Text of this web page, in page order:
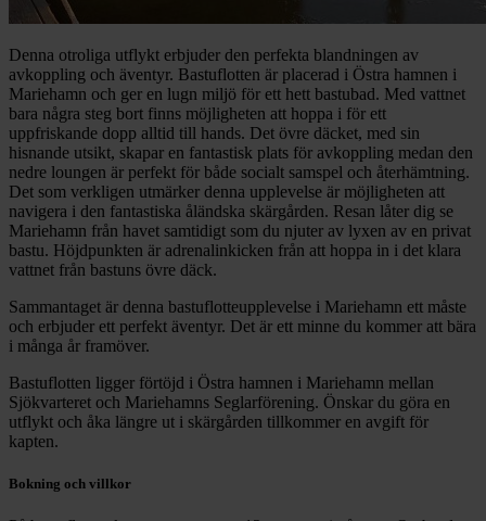
Denna otroliga utflykt erbjuder den perfekta blandningen av
avkoppling och äventyr. Bastuflotten är placerad i Östra hamnen i
Mariehamn och ger en lugn miljö för ett hett bastubad. Med vattnet
bara några steg bort finns möjligheten att hoppa i för ett
uppfriskande dopp alltid till hands. Det övre däcket, med sin
hisnande utsikt, skapar en fantastisk plats för avkoppling medan den
nedre loungen är perfekt för både socialt samspel och återhämtning.
Det som verkligen utmärker denna upplevelse är möjligheten att
navigera i den fantastiska åländska skärgården. Resan låter dig se
Mariehamn från havet samtidigt som du njuter av lyxen av en privat
bastu. Höjdpunkten är adrenalinkicken från att hoppa in i det klara
vattnet från bastuns övre däck.
Sammantaget är denna bastuflotteupplevelse i Mariehamn ett måste
och erbjuder ett perfekt äventyr. Det är ett minne du kommer att bära
i många år framöver.
Bastuflotten ligger förtöjd i Östra hamnen i Mariehamn mellan
Sjökvarteret och Mariehamns Seglarförening. Önskar du göra en
utflykt och åka längre ut i skärgården tillkommer en avgift för
kapten.
Bokning och villkor